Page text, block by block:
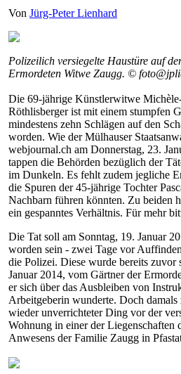
Von Jürg-Peter Lienhard
Polizeilich versiegelte Haustüre auf
Ermordeten Witwe Zaugg. ©
Die 69-jährige Künstlerwitwe
Röthlisberger ist mit einem stumpfen
mindestens zehn Schlägen auf den
worden. Wie der Mülhauser
webjournal.ch am Donnerstag, 23.
tappen die Behörden bezüglich der
im Dunkeln. Es fehlt zudem jegliche
die Spuren der 45-jährige Tochter
Nachbarn führen könnten. Zu beiden
ein gespanntes Verhältnis. Für mehr
Die Tat soll am Sonntag, 19. Januar
worden sein - zwei Tage vor
die Polizei. Diese wurde bereits zuvor
Januar 2014, vom Gärtner der
er sich über das Ausbleiben von
Arbeitgeberin wunderte. Doch
wieder unverrichteter Ding vor der
Wohnung in einer der Liegenschaften
Anwesens der Familie Zaugg in